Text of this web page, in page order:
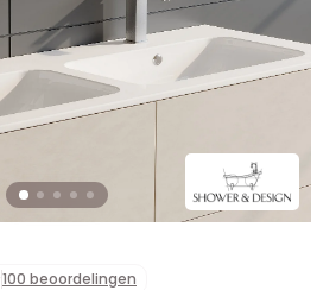
100 beoordelingen